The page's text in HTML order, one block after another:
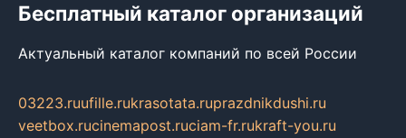
Бесплатный каталог организаций
Актуальный каталог компаний по всей России
03223.ruufille.rukrasotata.ruprazdnikdushi.ru
veetbox.rucinemapost.ruciam-fr.rukraft-you.ru